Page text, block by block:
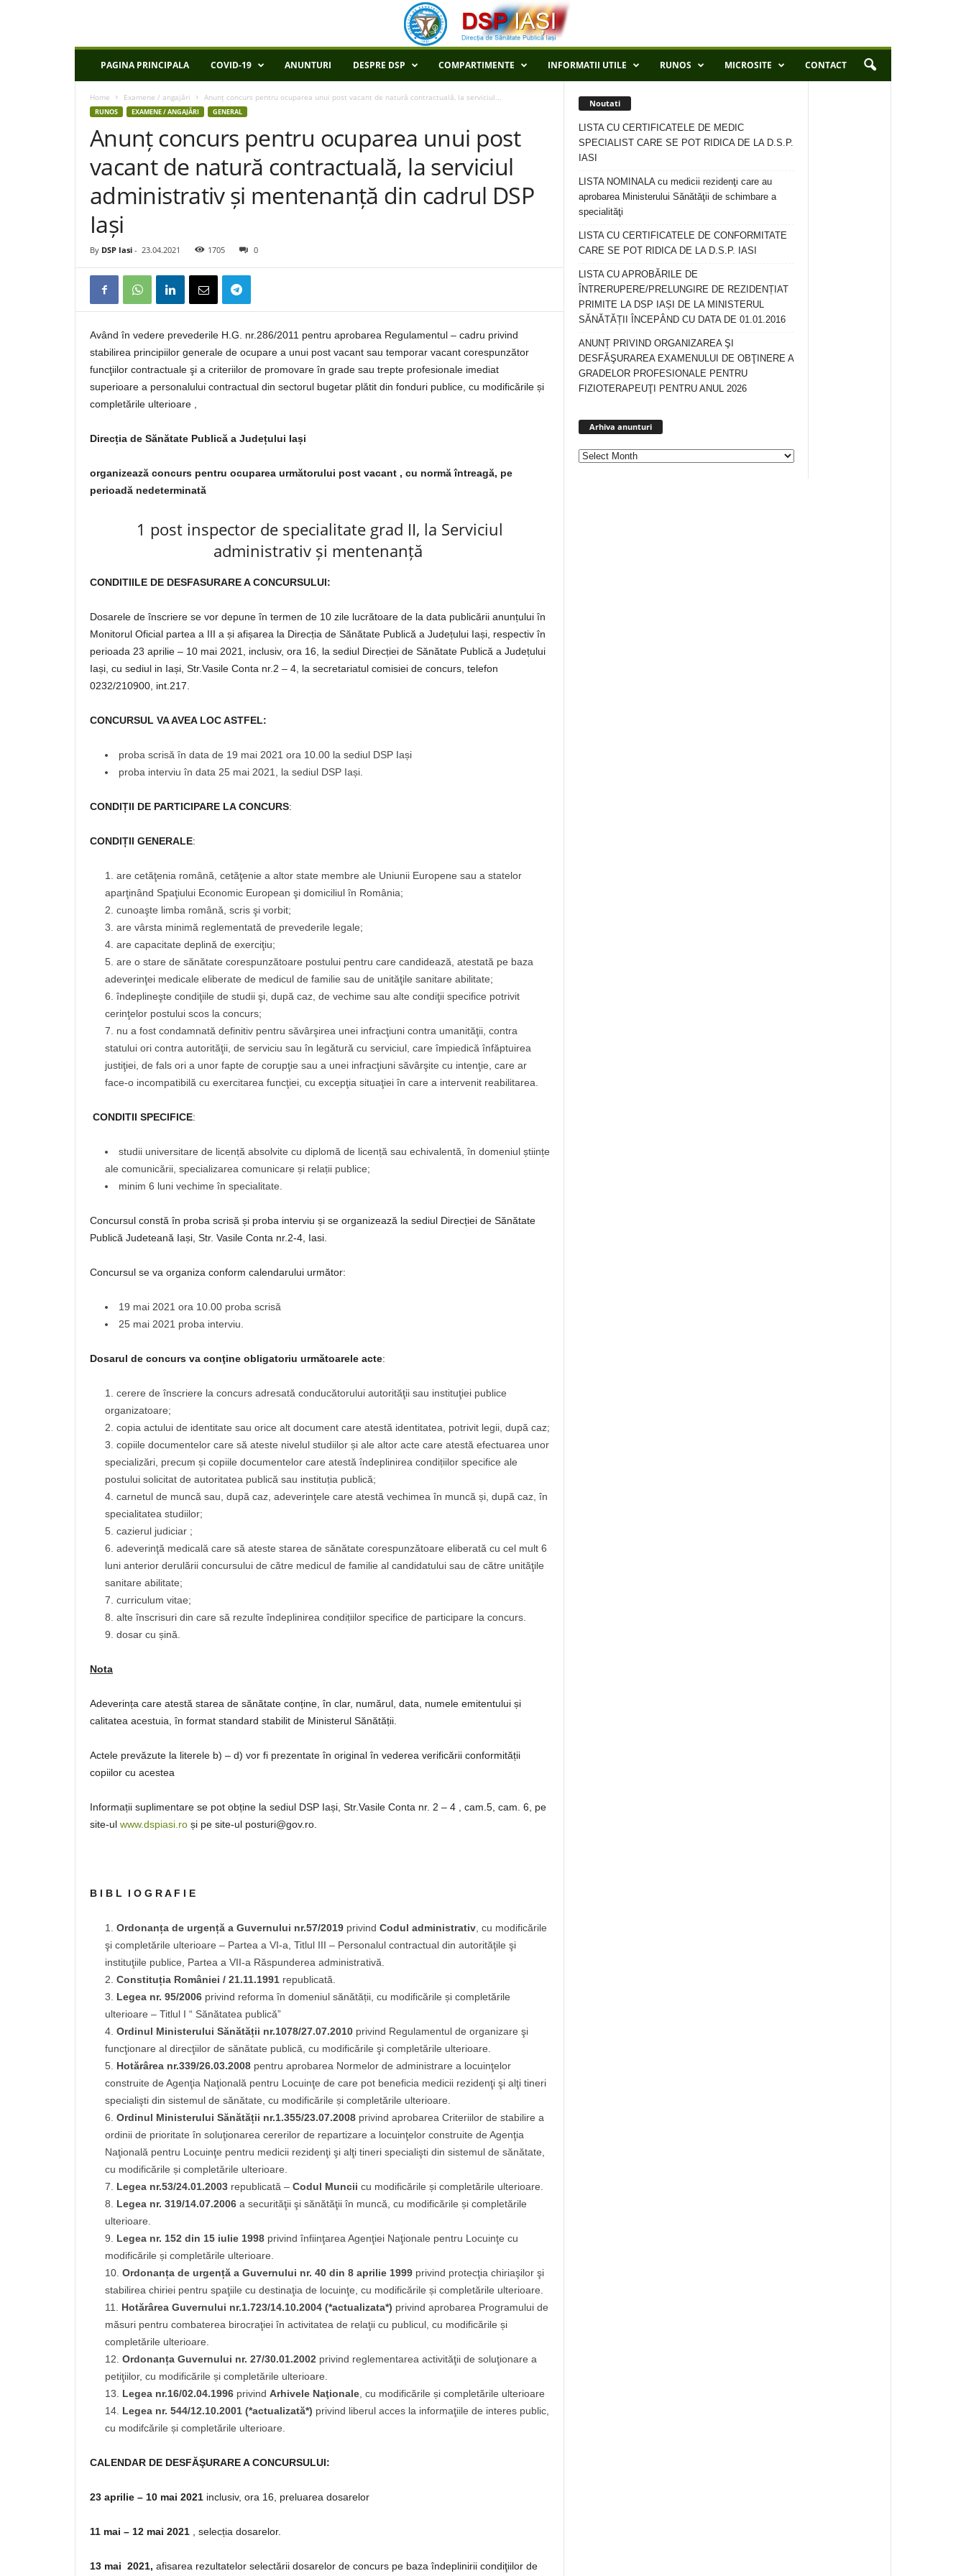
P
PAGINA PRINCIPALA COVID-19 ANUNTURI DESPRE DSP COMPARTIMENTE INFORMATII UTILE RUNOS MICROSITE CONTACT
Home Examene / angajări Anunț concurs pentru ocuparea unui post vacant de natură contractuală, la serviciul...
RUNOS EXAMENE / ANGAJĂRI GENERAL
Anunț concurs pentru ocuparea unui post
vacant de natură contractuală, la serviciul
administrativ și mentenanță din cadrul DSP
Iași
By DSP Iasi - 23.04.2021 1705 0
Având în vedere prevederile H.G. nr.286/2011 pentru aprobarea Regulamentul – cadru privind
stabilirea principiilor generale de ocupare a unui post vacant sau temporar vacant corespunzător
funcţiilor contractuale şi a criteriilor de promovare în grade sau trepte profesionale imediat
superioare a personalului contractual din sectorul bugetar plătit din fonduri publice, cu modificările și
completările ulterioare ,
Direcția de Sănătate Publică a Județului Iași
organizează concurs pentru ocuparea următorului post vacant , cu normă întreagă, pe
perioadă nedeterminată
1 post inspector de specialitate grad II, la Serviciul
administrativ și mentenanță
CONDITIILE DE DESFASURARE A CONCURSULUI:
Dosarele de înscriere se vor depune în termen de 10 zile lucrătoare de la data publicării anunțului în
Monitorul Oficial partea a III a și afișarea la Direcția de Sănătate Publică a Județului Iași, respectiv în
perioada 23 aprilie – 10 mai 2021, inclusiv, ora 16, la sediul Direcției de Sănătate Publică a Județului
Iași, cu sediul in Iași, Str.Vasile Conta nr.2 – 4, la secretariatul comisiei de concurs, telefon
0232/210900, int.217.
CONCURSUL VA AVEA LOC ASTFEL:
proba scrisă în data de 19 mai 2021 ora 10.00 la sediul DSP Iași
proba interviu în data 25 mai 2021, la sediul DSP Iași.
CONDIȚII DE PARTICIPARE LA CONCURS:
CONDIȚII GENERALE:
are cetăţenia română, cetăţenie a altor state membre ale Uniunii Europene sau a statelor
aparţinând Spaţiului Economic European şi domiciliul în România;
cunoaşte limba română, scris şi vorbit;
are vârsta minimă reglementată de prevederile legale;
are capacitate deplină de exerciţiu;
are o stare de sănătate corespunzătoare postului pentru care candidează, atestată pe baza
adeverinţei medicale eliberate de medicul de familie sau de unităţile sanitare abilitate;
îndeplineşte condiţiile de studii şi, după caz, de vechime sau alte condiţii specifice potrivit
cerinţelor postului scos la concurs;
nu a fost condamnată definitiv pentru săvârşirea unei infracţiuni contra umanităţii, contra
statului ori contra autorităţii, de serviciu sau în legătură cu serviciul, care împiedică înfăptuirea
justiţiei, de fals ori a unor fapte de corupţie sau a unei infracţiuni săvârşite cu intenţie, care ar
face-o incompatibilă cu exercitarea funcţiei, cu excepţia situaţiei în care a intervenit reabilitarea.
CONDITII SPECIFICE:
studii universitare de licență absolvite cu diplomă de licență sau echivalentă, în domeniul științe
ale comunicării, specializarea comunicare și relații publice;
minim 6 luni vechime în specialitate.
Concursul constă în proba scrisă și proba interviu și se organizează la sediul Direcției de Sănătate
Publică Judeteană Iași, Str. Vasile Conta nr.2-4, Iasi.
Concursul se va organiza conform calendarului următor:
19 mai 2021 ora 10.00 proba scrisă
25 mai 2021 proba interviu.
Dosarul de concurs va conţine obligatoriu următoarele acte:
cerere de înscriere la concurs adresată conducătorului autorităţii sau instituţiei publice
organizatoare;
copia actului de identitate sau orice alt document care atestă identitatea, potrivit legii, după caz;
copiile documentelor care să ateste nivelul studiilor și ale altor acte care atestă efectuarea unor
specializări, precum și copiile documentelor care atestă îndeplinirea condițiilor specifice ale
postului solicitat de autoritatea publică sau instituția publică;
carnetul de muncă sau, după caz, adeverinţele care atestă vechimea în muncă și, după caz, în
specialitatea studiilor;
cazierul judiciar ;
adeverinţă medicală care să ateste starea de sănătate corespunzătoare eliberată cu cel mult 6
luni anterior derulării concursului de către medicul de familie al candidatului sau de către unităţile
sanitare abilitate;
curriculum vitae;
alte înscrisuri din care să rezulte îndeplinirea condițiilor specifice de participare la concurs.
dosar cu șină.
Nota
Adeverința care atestă starea de sănătate conține, în clar, numărul, data, numele emitentului și
calitatea acestuia, în format standard stabilit de Ministerul Sănătății.
Actele prevăzute la literele b) – d) vor fi prezentate în original în vederea verificării conformității
copiilor cu acestea
Informații suplimentare se pot obține la sediul DSP Iași, Str.Vasile Conta nr. 2 – 4 , cam.5, cam. 6, pe
site-ul www.dspiasi.ro și pe site-ul posturi@gov.ro.
B I B L I O G R A F I E
Ordonanța de urgență a Guvernului nr.57/2019 privind Codul administrativ , cu modificările
şi completările ulterioare – Partea a VI-a, Titlul III – Personalul contractual din autorităţile şi
instituţiile publice, Partea a VII-a Răspunderea administrativă.
Constituția României / 21.11.1991 republicată.
Legea nr. 95/2006 privind reforma în domeniul sănătății, cu modificările și completările
ulterioare – Titlul I “ Sănătatea publică”
Ordinul Ministerului Sănătății nr.1078/27.07.2010 privind Regulamentul de organizare şi
funcţionare al direcţiilor de sănătate publică, cu modificările şi completările ulterioare.
Hotărârea nr.339/26.03.2008 pentru aprobarea Normelor de administrare a locuinţelor
construite de Agenţia Naţională pentru Locuinţe de care pot beneficia medicii rezidenţi şi alţi tineri
specialişti din sistemul de sănătate, cu modificările și completările ulterioare.
Ordinul Ministerului Sănătății nr.1.355/23.07.2008 privind aprobarea Criteriilor de stabilire a
ordinii de prioritate în soluţionarea cererilor de repartizare a locuinţelor construite de Agenţia
Naţională pentru Locuinţe pentru medicii rezidenţi şi alţi tineri specialişti din sistemul de sănătate,
cu modificările și completările ulterioare.
Legea nr.53/24.01.2003 republicată – Codul Muncii cu modificările și completările ulterioare.
Legea nr. 319/14.07.2006 a securităţii şi sănătăţii în muncă, cu modificările și completările
ulterioare.
Legea nr. 152 din 15 iulie 1998 privind înfiinţarea Agenţiei Naţionale pentru Locuinţe cu
modificările și completările ulterioare.
Ordonanța de urgență a Guvernului nr. 40 din 8 aprilie 1999 privind protecţia chiriaşilor şi
stabilirea chiriei pentru spaţiile cu destinaţia de locuinţe, cu modificările și completările ulterioare.
Hotărârea Guvernului nr.1.723/14.10.2004 (*actualizata*) privind aprobarea Programului de
măsuri pentru combaterea birocraţiei în activitatea de relaţii cu publicul, cu modificările și
completările ulterioare.
Ordonanța Guvernului nr. 27/30.01.2002 privind reglementarea activităţii de soluţionare a
petiţiilor, cu modificările și completările ulterioare.
Legea nr.16/02.04.1996 privind Arhivele Naţionale , cu modificările și completările ulterioare
Legea nr. 544/12.10.2001 (*actualizată*) privind liberul acces la informaţiile de interes public,
cu modifcările și completările ulterioare.
CALENDAR DE DESFĂŞURARE A CONCURSULUI:
23 aprilie – 10 mai 2021 inclusiv, ora 16, preluarea dosarelor
11 mai – 12 mai 2021 , selecția dosarelor.
13 mai 2021, afisarea rezultatelor selectării dosarelor de concurs pe baza îndeplinirii condiţiilor de
Noutati
LISTA CU CERTIFICATELE DE MEDIC
SPECIALIST CARE SE POT RIDICA DE LA D.S.P.
IASI
LISTA NOMINALA cu medicii rezidenţi care au
aprobarea Ministerului Sănătăţii de schimbare a
specialităţi
LISTA CU CERTIFICATELE DE CONFORMITATE
CARE SE POT RIDICA DE LA D.S.P. IASI
LISTA CU APROBĂRILE DE
ÎNTRERUPERE/PRELUNGIRE DE REZIDENȚIAT
PRIMITE LA DSP IAȘI DE LA MINISTERUL
SĂNĂTĂȚII ÎNCEPÂND CU DATA DE 01.01.2016
ANUNȚ PRIVIND ORGANIZAREA ŞI
DESFĂŞURAREA EXAMENULUI DE OBŢINERE A
GRADELOR PROFESIONALE PENTRU
FIZIOTERAPEUŢI PENTRU ANUL 2026
Arhiva anunturi